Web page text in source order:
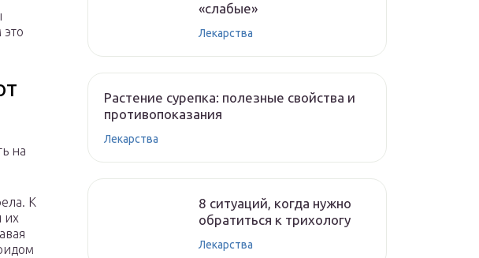
на
К
их
«слабые»
Лекарства
Растение сурепка: полезные свойства и
противопоказания
Лекарства
8 ситуаций, когда нужно
обратиться к трихологу
Лекарства